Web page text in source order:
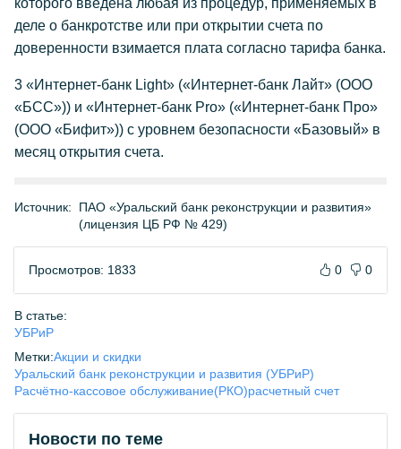
которого введена любая из процедур, применяемых в
деле о банкротстве или при открытии счета по
доверенности взимается плата согласно тарифа банка.
3 «Интернет-банк Light» («Интернет-банк Лайт» (ООО
«БСС»)) и «Интернет-банк Pro» («Интернет-банк Про»
(ООО «Бифит»)) с уровнем безопасности «Базовый» в
месяц открытия счета.
Источник:
ПАО «Уральский банк реконструкции и развития»
(лицензия ЦБ РФ № 429)
Просмотров: 1833 0 0
В статье:
УБРиР
Метки:Акции и скидки
Уральский банк реконструкции и развития (УБРиР)
Расчётно-кассовое обслуживание(РКО)расчетный счет
Новости по теме